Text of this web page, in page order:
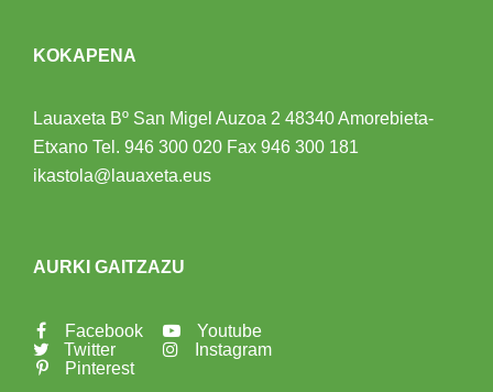
KOKAPENA
Lauaxeta Bº San Migel Auzoa 2 48340 Amorebieta-
Etxano Tel. 946 300 020 Fax 946 300 181
ikastola@lauaxeta.eus
AURKI GAITZAZU
Facebook
Twitter
Pinterest
Youtube
Instagram